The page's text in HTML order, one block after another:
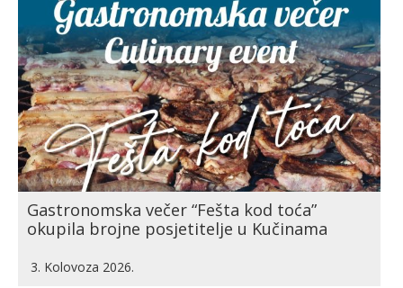
Gastronomska večer “Fešta kod toća”
okupila brojne posjetitelje u Kučinama
3. Kolovoza 2026.